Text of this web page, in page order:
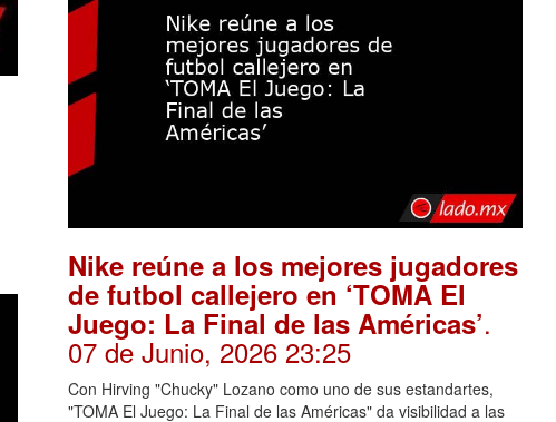
Nike reúne a los mejores jugadores
de futbol callejero en ‘TOMA El
Juego: La Final de las Américas’.
07 de Junio, 2026 23:25
Con Hirving "Chucky" Lozano como uno de sus estandartes,
"TOMA El Juego: La Final de las Américas" da visibilidad a las